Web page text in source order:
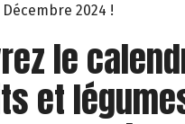
2024 !
le
et